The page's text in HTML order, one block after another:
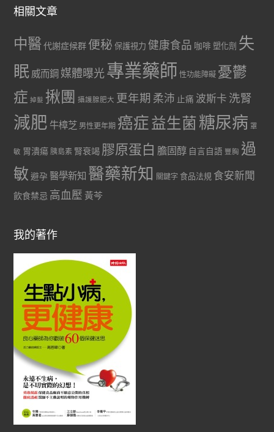
相關文章
中醫代謝症候群 便秘 保護視力 健康食品 咖啡 塑化劑 失
眠 威而鋼 媒體曝光專業藥師 性功能障礙 憂鬱
症 掉髮 揪團 攝護腺肥大 更年期 柔沛 止痛 波斯卡 洗腎
減肥 牛樟芝 男性更年期 癌症益生菌 糖尿病 罩
敏 胃潰瘍 胰島素 腎衰竭 膠原蛋白 膽固醇 自言自語 豐胸 過
敏 避孕 醫學新知 醫藥新知 關鍵字 食品法規 食安新聞
飲食禁忌 高血壓 黃芩
我的著作